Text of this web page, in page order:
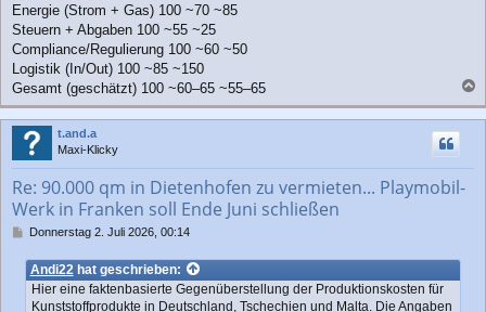
Energie (Strom + Gas) 100 ~70 ~85
Steuern + Abgaben 100 ~55 ~25
Compliance/Regulierung 100 ~60 ~50
Logistik (In/Out) 100 ~85 ~150
Gesamt (geschätzt) 100 ~60–65 ~55–65
a
c
t.and.a
Maxi-Klicky
Re: 90.000 qm in Dietenhofen zu vermieten... Playmobil-
Werk in Franken soll Ende Juni schließen
B
i
t
Donnerstag 2. Juli 2026, 00:14
Andi22 hat geschrieben:
Hier eine faktenbasierte Gegenüberstellung der Produktionskosten für
Kunststoffprodukte in Deutschland, Tschechien und Malta. Die Angaben